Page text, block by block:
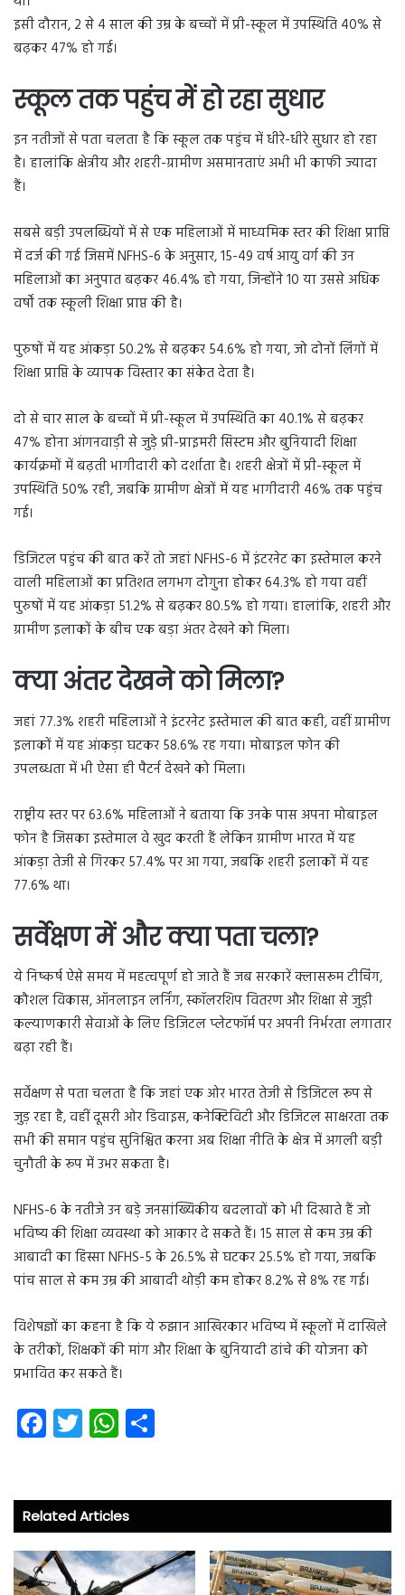
इसी दौरान, 2 से 4 साल की उम्र के बच्चों में प्री-स्कूल में उपस्थिति 40% से
बढ़कर 47% हो गई।
स्कूल तक पहुंच में हो रहा सुधार
इन नतीजों से पता चलता है कि स्कूल तक पहुंच में धीरे-धीरे सुधार हो रहा
है। हालांकि क्षेत्रीय और शहरी-ग्रामीण असमानताएं अभी भी काफी ज्यादा
हैं।
सबसे बड़ी उपलब्धियों में से एक महिलाओं में माध्यमिक स्तर की शिक्षा प्राप्ति
में दर्ज की गई जिसमें NFHS-6 के अनुसार, 15-49 वर्ष आयु वर्ग की उन
महिलाओं का अनुपात बढ़कर 46.4% हो गया, जिन्होंने 10 या उससे अधिक
वर्षों तक स्कूली शिक्षा प्राप्त की है।
पुरुषों में यह आंकड़ा 50.2% से बढ़कर 54.6% हो गया, जो दोनों लिंगों में
शिक्षा प्राप्ति के व्यापक विस्तार का संकेत देता है।
दो से चार साल के बच्चों में प्री-स्कूल में उपस्थिति का 40.1% से बढ़कर
47% होना आंगनवाड़ी से जुड़े प्री-प्राइमरी सिस्टम और बुनियादी शिक्षा
कार्यक्रमों में बढ़ती भागीदारी को दर्शाता है। शहरी क्षेत्रों में प्री-स्कूल में
उपस्थिति 50% रही, जबकि ग्रामीण क्षेत्रों में यह भागीदारी 46% तक पहुंच
गई।
डिजिटल पहुंच की बात करें तो जहां NFHS-6 में इंटरनेट का इस्तेमाल करने
वाली महिलाओं का प्रतिशत लगभग दोगुना होकर 64.3% हो गया वहीं
पुरुषों में यह आंकड़ा 51.2% से बढ़कर 80.5% हो गया। हालांकि, शहरी और
ग्रामीण इलाकों के बीच एक बड़ा अंतर देखने को मिला।
क्या अंतर देखने को मिला?
जहां 77.3% शहरी महिलाओं ने इंटरनेट इस्तेमाल की बात कही, वहीं ग्रामीण
इलाकों में यह आंकड़ा घटकर 58.6% रह गया। मोबाइल फोन की
उपलब्धता में भी ऐसा ही पैटर्न देखने को मिला।
राष्ट्रीय स्तर पर 63.6% महिलाओं ने बताया कि उनके पास अपना मोबाइल
फोन है जिसका इस्तेमाल वे खुद करती हैं लेकिन ग्रामीण भारत में यह
आंकड़ा तेजी से गिरकर 57.4% पर आ गया, जबकि शहरी इलाकों में यह
77.6% था।
सर्वेक्षण में और क्या पता चला?
ये निष्कर्ष ऐसे समय में महत्वपूर्ण हो जाते हैं जब सरकारें क्लासरूम टीचिंग,
कौशल विकास, ऑनलाइन लर्निंग, स्कॉलरशिप वितरण और शिक्षा से जुड़ी
कल्याणकारी सेवाओं के लिए डिजिटल प्लेटफॉर्म पर अपनी निर्भरता लगातार
बढ़ा रही हैं।
सर्वेक्षण से पता चलता है कि जहां एक ओर भारत तेजी से डिजिटल रूप से
जुड़ रहा है, वहीं दूसरी ओर डिवाइस, कनेक्टिविटी और डिजिटल साक्षरता तक
सभी की समान पहुंच सुनिश्चित करना अब शिक्षा नीति के क्षेत्र में अगली बड़ी
चुनौती के रूप में उभर सकता है।
NFHS-6 के नतीजे उन बड़े जनसांख्यिकीय बदलावों को भी दिखाते हैं जो
भविष्य की शिक्षा व्यवस्था को आकार दे सकते हैं। 15 साल से कम उम्र की
आबादी का हिस्सा NFHS-5 के 26.5% से घटकर 25.5% हो गया, जबकि
पांच साल से कम उम्र की आबादी थोड़ी कम होकर 8.2% से 8% रह गई।
विशेषज्ञों का कहना है कि ये रुझान आखिरकार भविष्य में स्कूलों में दाखिले
के तरीकों, शिक्षकों की मांग और शिक्षा के बुनियादी ढांचे की योजना को
प्रभावित कर सकते हैं।
Fa
ce
o
ok
T
wi
er
W
ha
A
p
p
Related Articles